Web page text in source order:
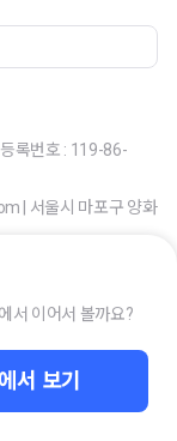
록번호 : 119-86-
| 서울시 마포구 양화
서 이어서 볼까요?
서 보기